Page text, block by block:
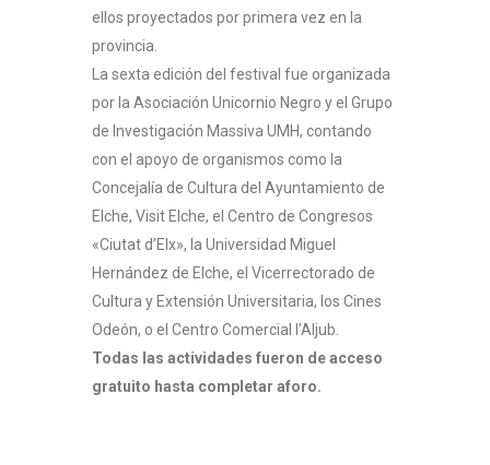
ellos proyectados por primera vez en la
provincia.
La sexta edición del festival fue organizada
por la Asociación Unicornio Negro y el Grupo
de Investigación Massiva UMH, contando
con el apoyo de organismos como la
Concejalía de Cultura del Ayuntamiento de
Elche, Visit Elche, el Centro de Congresos
«Ciutat d’Elx», la Universidad Miguel
Hernández de Elche, el Vicerrectorado de
Cultura y Extensión Universitaria, los Cines
Odeón, o el Centro Comercial l’Aljub.
Todas las actividades fueron de acceso
gratuito hasta completar aforo.